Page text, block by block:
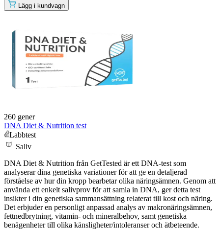
Lägg i kundvagn
260 gener
DNA Diet & Nutrition test
Labbtest
Saliv
DNA Diet & Nutrition från GetTested är ett DNA-test som
analyserar dina genetiska variationer för att ge en detaljerad
förståelse av hur din kropp bearbetar olika näringsämnen. Genom att
använda ett enkelt salivprov för att samla in DNA, ger detta test
insikter i din genetiska sammansättning relaterat till kost och näring.
Det erbjuder en personligt anpassad analys av makronäringsämnen,
fettnedbrytning, vitamin- och mineralbehov, samt genetiska
benägenheter till olika känsligheter/intoleranser och ätbeteende.